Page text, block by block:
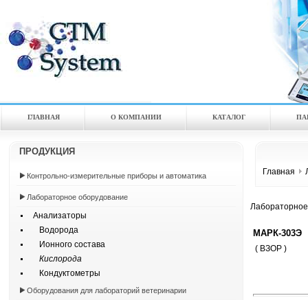
ГЛАВНАЯ О КОМПАНИИ КАТАЛOГ
ПРОДУКЦИЯ
Контрольно-измерительные приборы и автоматика
Лабораторное оборудование
Анализаторы
Водорода
Ионного состава
Кислорода
Кондуктометры
Оборудования для лабораторий ветеринарии
Главная
МАРК-303Э
( ВЗОР )